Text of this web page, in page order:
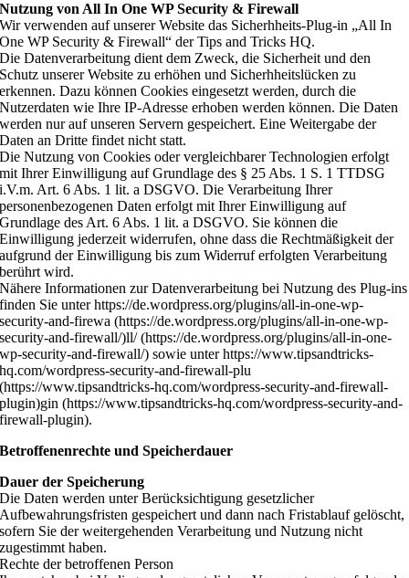
Nutzung von All In One WP Security & Firewall
Wir verwenden auf unserer Website das Sicherhheits-Plug-in „All In
One WP Security & Firewall“ der Tips and Tricks HQ.
Die Datenverarbeitung dient dem Zweck, die Sicherheit und den
Schutz unserer Website zu erhöhen und Sicherhheitslücken zu
erkennen. Dazu können Cookies eingesetzt werden, durch die
Nutzerdaten wie Ihre IP-Adresse erhoben werden können. Die Daten
werden nur auf unseren Servern gespeichert. Eine Weitergabe der
Daten an Dritte findet nicht statt.
Die Nutzung von Cookies oder vergleichbarer Technologien erfolgt
mit Ihrer Einwilligung auf Grundlage des § 25 Abs. 1 S. 1 TTDSG
i.V.m. Art. 6 Abs. 1 lit. a DSGVO. Die Verarbeitung Ihrer
personenbezogenen Daten erfolgt mit Ihrer Einwilligung auf
Grundlage des Art. 6 Abs. 1 lit. a DSGVO. Sie können die
Einwilligung jederzeit widerrufen, ohne dass die Rechtmäßigkeit der
aufgrund der Einwilligung bis zum Widerruf erfolgten Verarbeitung
berührt wird.
Nähere Informationen zur Datenverarbeitung bei Nutzung des Plug-ins
finden Sie unter https://de.wordpress.org/plugins/all-in-one-wp-
security-and-firewa (https://de.wordpress.org/plugins/all-in-one-wp-
security-and-firewall/)ll/ (https://de.wordpress.org/plugins/all-in-one-
wp-security-and-firewall/) sowie unter https://www.tipsandtricks-
hq.com/wordpress-security-and-firewall-plu
(https://www.tipsandtricks-hq.com/wordpress-security-and-firewall-
plugin)gin (https://www.tipsandtricks-hq.com/wordpress-security-and-
firewall-plugin).
Betroffenenrechte und Speicherdauer
Dauer der Speicherung
Die Daten werden unter Berücksichtigung gesetzlicher
Aufbewahrungsfristen gespeichert und dann nach Fristablauf gelöscht,
sofern Sie der weitergehenden Verarbeitung und Nutzung nicht
zugestimmt haben.
Rechte der betroffenen Person